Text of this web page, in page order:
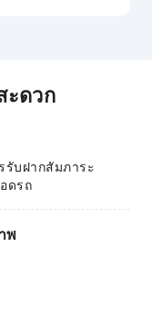
ะดวก
รับฝากสัมภาระ
ดรถ
พ